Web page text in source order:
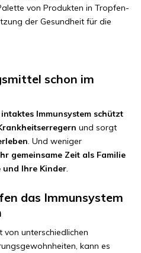
von Produkten in Tropfen-
der Gesundheit für die
schon im
intaktes Immunsystem schützt
und sorgt
. Und weniger
gemeinsame Zeit als Familie
und Ihre Kinder.
das Immunsystem
unterschiedlichen
kann es